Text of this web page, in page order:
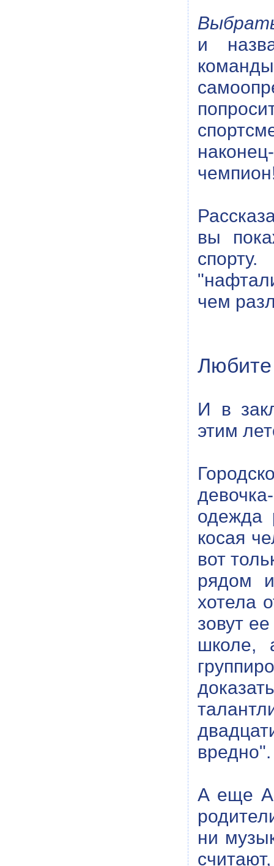
и
вы
чем
Любите
И в
этим
одежда
косая
вот
рядом
хотела
зовут
школе,
вредно".
А еще
ни